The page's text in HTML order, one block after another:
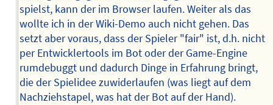
spielst, kann der im Browser laufen. Weiter als das
wollte ich in der Wiki-Demo auch nicht gehen. Das
setzt aber voraus, dass der Spieler "fair" ist, d.h. nicht
per Entwicklertools im Bot oder der Game-Engine
rumdebuggt und dadurch Dinge in Erfahrung bringt,
die der Spielidee zuwiderlaufen (was liegt auf dem
Nachziehstapel, was hat der Bot auf der Hand).